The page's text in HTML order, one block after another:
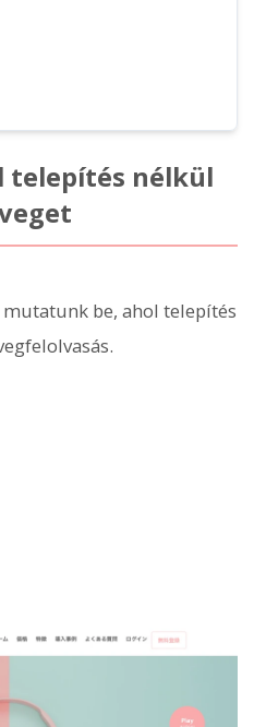
telepítés nélkül
be, ahol telepítés